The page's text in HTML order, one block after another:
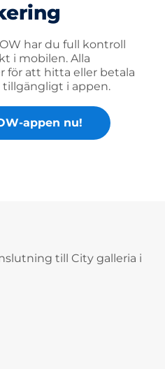
har du full kontroll
i mobilen. Alla
för att hitta eller betala
i appen.
appen nu!
till City galleria i